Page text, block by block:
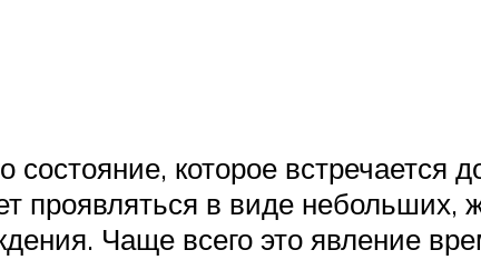
которое встречается
проявляться в виде небольших,
Чаще всего это явление